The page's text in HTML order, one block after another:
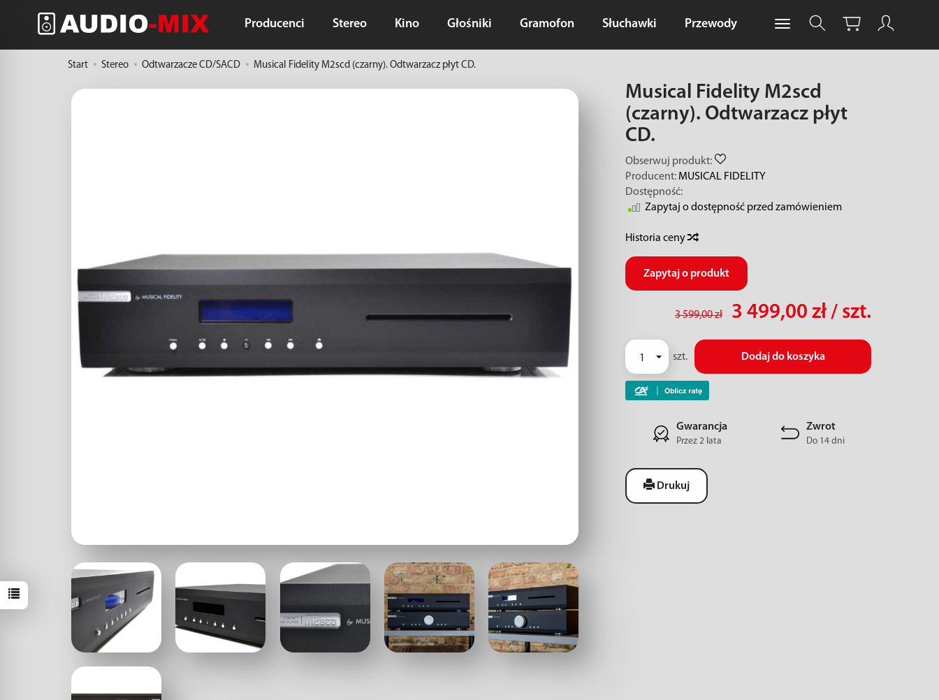
Producenci Stereo Kino Głośniki Gramofon Słuchawki Przewody
Start Stereo Odtwarzacze CD/SACD Musical Fidelity M2scd (czarny). Odtwarzacz płyt CD.
Musical Fidelity M2scd
(czarny). Odtwarzacz płyt
CD.
Obserwuj produkt:
Producent: MUSICAL FIDELITY
Dostępność:
Zapytaj o dostępność przed zamówieniem
Historia ceny
Zapytaj o produkt
3 599,00 zł 3 499,00 zł / szt.
szt. Dodaj do koszyka
Gwarancja
Przez 2 lata
Zwrot
Do 14 dni
Drukuj